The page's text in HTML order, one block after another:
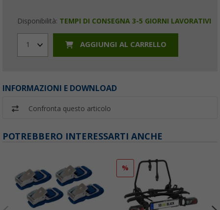
Disponibilità: TEMPI DI CONSEGNA 3-5 GIORNI LAVORATIVI
1 AGGIUNGI AL CARRELLO
INFORMAZIONI E DOWNLOAD
Confronta questo articolo
POTREBBERO INTERESSARTI ANCHE
%